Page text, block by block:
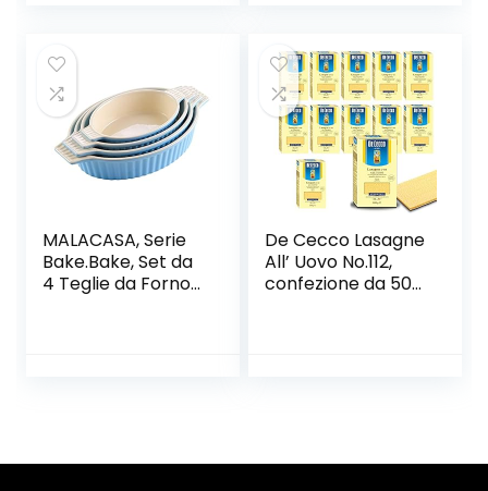
MALACASA, Serie
Bake.Bake, Set da
4 Teglie da Forno
Azzurro
De Cecco Lasagne
All’ Uovo No.112,
confezione da 500